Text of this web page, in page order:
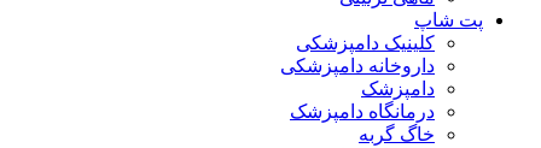
پت شاپ
کلینیک دامپزشکی
داروخانه دامپزشکی
دامپزشک
درمانگاه دامپزشک
خاگ گربه